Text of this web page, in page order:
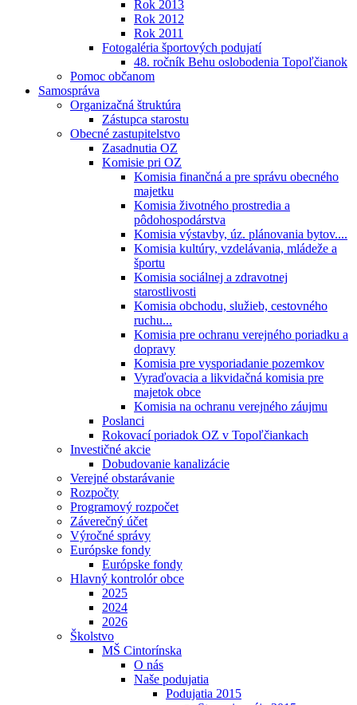
Rok 2013
Rok 2012
Rok 2011
Fotogaléria športových podujatí
48. ročník Behu oslobodenia Topoľčianok
Pomoc občanom
Samospráva
Organizačná štruktúra
Zástupca starostu
Obecné zastupitelstvo
Zasadnutia OZ
Komisie pri OZ
Komisia finančná a pre správu obecného
majetku
Komisia životného prostredia a
pôdohospodárstva
Komisia výstavby, úz. plánovania bytov....
Komisia kultúry, vzdelávania, mládeže a
športu
Komisia sociálnej a zdravotnej
starostlivosti
Komisia obchodu, služieb, cestovného
ruchu...
Komisia pre ochranu verejného poriadku a
dopravy
Komisia pre vysporiadanie pozemkov
Vyraďovacia a likvidačná komisia pre
majetok obce
Komisia na ochranu verejného záujmu
Poslanci
Rokovací poriadok OZ v Topoľčiankach
Investičné akcie
Dobudovanie kanalizácie
Verejné obstarávanie
Rozpočty
Programový rozpočet
Záverečný účet
Výročné správy
Európske fondy
Európske fondy
Hlavný kontrolór obce
2025
2024
2026
Školstvo
MŠ Cintorínska
O nás
Naše podujatia
Podujatia 2015